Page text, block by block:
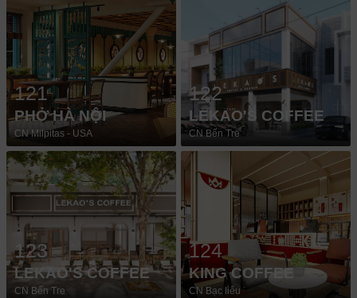
121
PHỞ HÀ NỘI
CN Milpitas - USA
122
LEKAO'S COFFEE
CN Bến Tre
123
LEKAO'S COFFEE
CN Bến Tre
124
KING COFFEE
CN Bạc liêu